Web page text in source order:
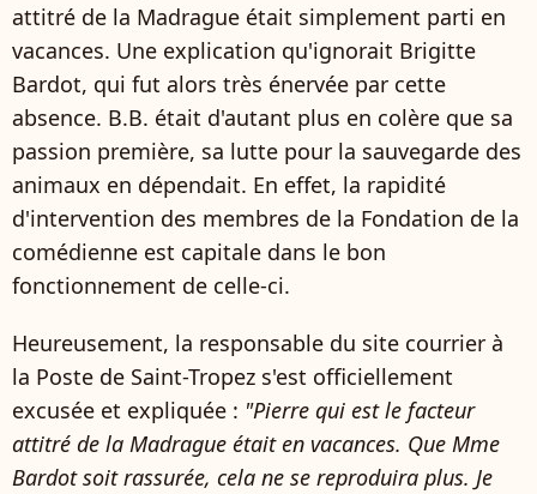
attitré de la Madrague était simplement parti en
vacances. Une explication qu'ignorait Brigitte
Bardot, qui fut alors très énervée par cette
absence. B.B. était d'autant plus en colère que sa
passion première, sa lutte pour la sauvegarde des
animaux en dépendait. En effet, la rapidité
d'intervention des membres de la Fondation de la
comédienne est capitale dans le bon
fonctionnement de celle-ci.
Heureusement, la responsable du site courrier à
la Poste de Saint-Tropez s'est officiellement
excusée et expliquée : "Pierre qui est le facteur
attitré de la Madrague était en vacances. Que Mme
Bardot soit rassurée, cela ne se reproduira plus. Je